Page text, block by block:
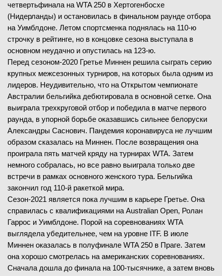
четвертьфинала на WTA 250 в Хертогенбосхе
(Нидерланды) и остановилась в финальном раунде отбора
на Уимблдоне. Летом спортсменка поднялась на 110-ю
строчку в рейтинге, но в концовке сезона выступала в
основном неудачно и опустилась на 123-ю.
Перед сезоном-2020 Гретье Миннен решила сыграть серию
крупных межсезонных турниров, на которых была одним из
лидеров. Неудивительно, что на Открытом чемпионате
Австралии бельгийка дебютировала в основной сетке. Она
выиграла трехкруговой отбор и победила в матче первого
раунда, в упорной борьбе оказавшись сильнее белоруски
Александры Саснович. Пандемия коронавируса не лучшим
образом сказалась на Миннен. После возвращения она
проиграла пять матчей кряду на турнирах WTA. Затем
немного собралась, но все равно выиграла только две
встречи в рамках основного женского тура. Бельгийка
закончил год 110-й ракеткой мира.
Сезон-2021 является пока лучшим в карьере Гретье. Она
справилась с квалификациями на Australian Open, Ролан
Гаррос и Уимблдоне. Порой на соревнованиях WTA
выглядела убедительнее, чем на уровне ITF. В июле
Миннен оказалась в полуфинале WTA 250 в Праге. Затем
она хорошо смотрелась на американских соревнованиях.
Сначала дошла до финала на 100-тысячнике, а затем вновь